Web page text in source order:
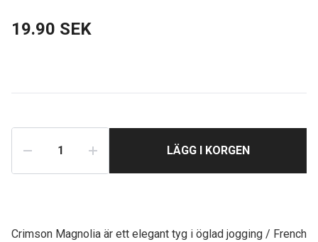
19.90 SEK
LÄGG I KORGEN
Crimson Magnolia är ett elegant tyg i öglad jogging / French